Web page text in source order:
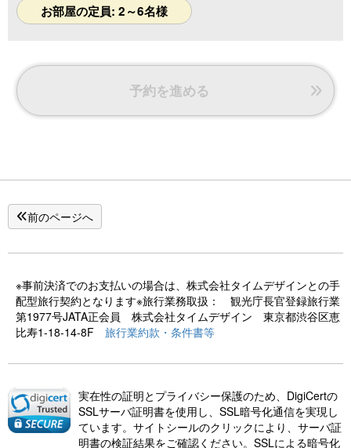
お部屋の定員: 2～6名様
予約を進める
前のページへ
※事前決済でのお支払いの場合は、株式会社タイムデザインとの手
配型旅行契約となります※旅行業務取扱： 観光庁長官登録旅行業
第1977号JATA正会員 株式会社タイムデザイン 東京都渋谷区恵
比寿1-18-14-8F 旅行業約款・条件書等
実在性の証明とプライバシー保護のため、DigiCertの
SSLサーバ証明書を使用し、SSL暗号化通信を実現し
ています。サイトシールのクリックにより、サーバ証
明書の検証結果をご確認ください。SSLによる暗号化